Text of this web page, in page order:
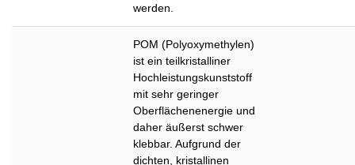
werden.
POM (Polyoxymethylen)
ist ein teilkristalliner
Hochleistungskunststoff
mit sehr geringer
Oberflächenenergie und
daher äußerst schwer
klebbar. Aufgrund der
dichten, kristallinen